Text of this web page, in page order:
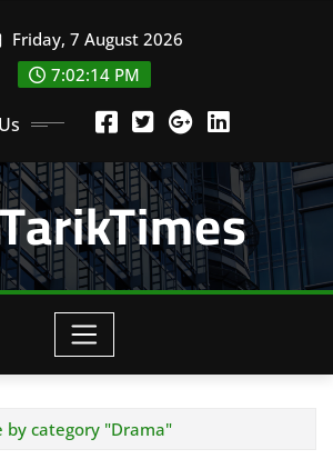
Friday, 7 August 2026
7:02:15 PM
by category "Drama"